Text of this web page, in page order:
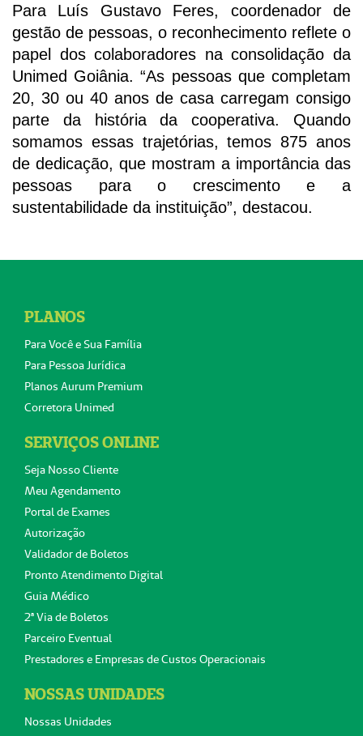
Para Luís Gustavo Feres, coordenador de
gestão de pessoas, o reconhecimento reflete o
papel dos colaboradores na consolidação da
Unimed Goiânia. “As pessoas que completam
20, 30 ou 40 anos de casa carregam consigo
parte da história da cooperativa. Quando
somamos essas trajetórias, temos 875 anos
de dedicação, que mostram a importância das
pessoas para o crescimento e a
sustentabilidade da instituição”, destacou.
PLANOS
Para Você e Sua Família
Para Pessoa Jurídica
Planos Aurum Premium
Corretora Unimed
SERVIÇOS ONLINE
Seja Nosso Cliente
Meu Agendamento
Portal de Exames
Autorização
Validador de Boletos
Pronto Atendimento Digital
Guia Médico
2ª Via de Boletos
Parceiro Eventual
Prestadores e Empresas de Custos Operacionais
NOSSAS UNIDADES
Nossas Unidades